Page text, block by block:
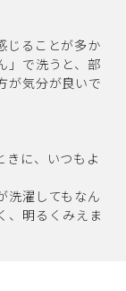
じることが多か
」で洗うと、部
が気分が良いで
きに、いつもよ
洗濯してもなん
、明るくみえま